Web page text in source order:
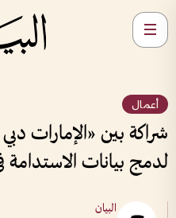
أعمال
شراكة بين «الإمارات
لدمج بيانات الاستدامة
البيان